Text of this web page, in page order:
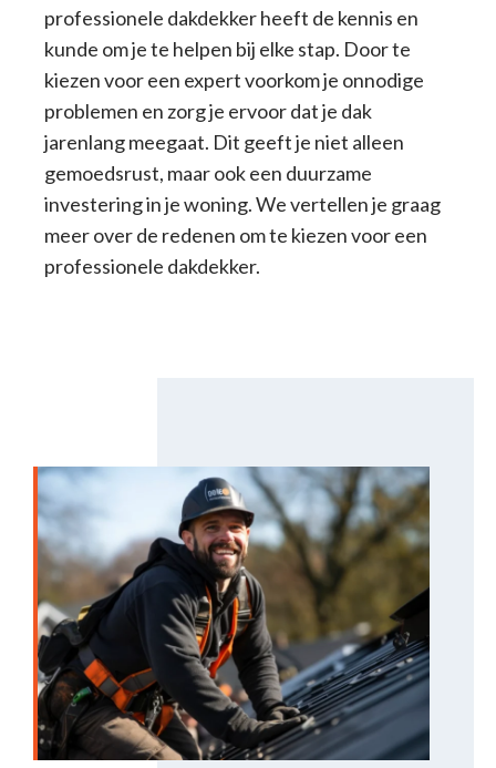
professionele dakdekker heeft de kennis en
kunde om je te helpen bij elke stap. Door te
kiezen voor een expert voorkom je onnodige
problemen en zorg je ervoor dat je dak
jarenlang meegaat. Dit geeft je niet alleen
gemoedsrust, maar ook een duurzame
investering in je woning. We vertellen je graag
meer over de redenen om te kiezen voor een
professionele dakdekker.